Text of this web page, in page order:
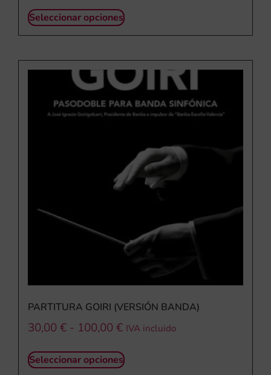
Seleccionar opciones
PARTITURA GOIRI (VERSIÓN BANDA)
30,00 € - 100,00 € IVA incluido
Seleccionar opciones